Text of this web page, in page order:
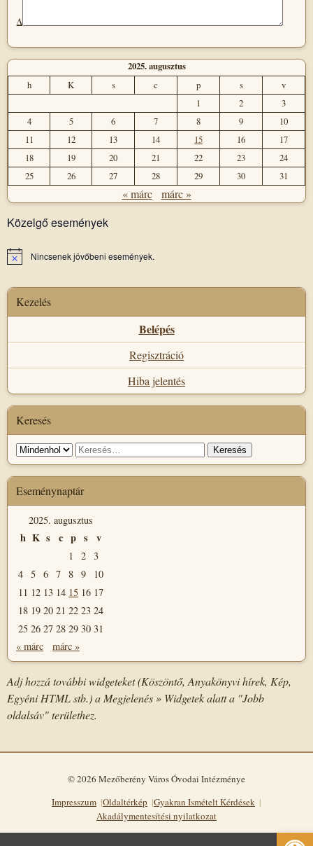
2025. augusztus
h
K s c p s
v
1
2
3
4
5 6 7 8 9
10
11
12 13 14 15 16
17
18
19 20 21 22 23
24
25
26 27 28 29 30 31
« márc márc »
Közelgő események
Notice Nincsenek jövőbeni események.
Kezelés
Belépés
Regisztráció
Hiba jelentés
Δ
Keresés
Keresés
helye
Keresés:
Eseménynaptár
2025. augusztus
h K s c p s v
1 2 3
4 5 6 7 8 9
10
11 12 13 14 15 16 17
18 19 20 21 22 23 24
25 26 27 28 29 30 31
« márc
márc »
Adj hozzá további widgeteket (Köszöntő, Anyakönyvi hírek, Kép,
Egyéni HTML stb.) a Megjelenés » Widgetek alatt a "Jobb
oldalsáv" területhez.
© 2026 Mezőberény Város Óvodai Intézménye
Impresszum Oldaltérkép Gyakran Ismételt Kérdések
Akadálymentesítési nyilatkozat